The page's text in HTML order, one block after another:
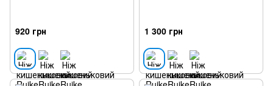
920 грн 1 300 грн